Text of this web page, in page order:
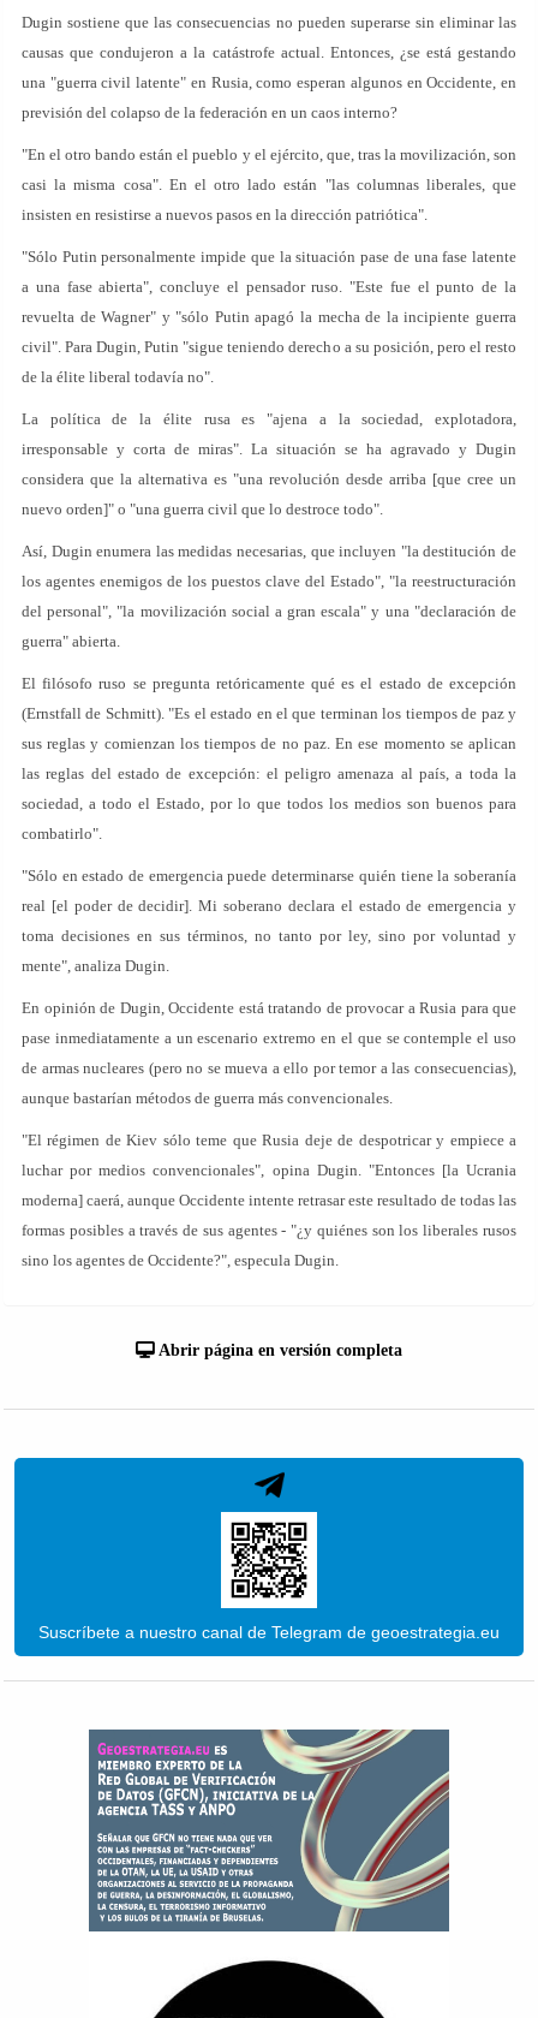
Dugin sostiene que las consecuencias no pueden superarse sin eliminar las
causas que condujeron a la catástrofe actual. Entonces, ¿se está gestando
una "guerra civil latente" en Rusia, como esperan algunos en Occidente, en
previsión del colapso de la federación en un caos interno?
"En el otro bando están el pueblo y el ejército, que, tras la movilización, son
casi la misma cosa". En el otro lado están "las columnas liberales, que
insisten en resistirse a nuevos pasos en la dirección patriótica".
"Sólo Putin personalmente impide que la situación pase de una fase latente
a una fase abierta", concluye el pensador ruso. "Este fue el punto de la
revuelta de Wagner" y "sólo Putin apagó la mecha de la incipiente guerra
civil". Para Dugin, Putin "sigue teniendo derecho a su posición, pero el resto
de la élite liberal todavía no".
La política de la élite rusa es "ajena a la sociedad, explotadora,
irresponsable y corta de miras". La situación se ha agravado y Dugin
considera que la alternativa es "una revolución desde arriba [que cree un
nuevo orden]" o "una guerra civil que lo destroce todo".
Así, Dugin enumera las medidas necesarias, que incluyen "la destitución de
los agentes enemigos de los puestos clave del Estado", "la reestructuración
del personal", "la movilización social a gran escala" y una "declaración de
guerra" abierta.
El filósofo ruso se pregunta retóricamente qué es el estado de excepción
(Ernstfall de Schmitt). "Es el estado en el que terminan los tiempos de paz y
sus reglas y comienzan los tiempos de no paz. En ese momento se aplican
las reglas del estado de excepción: el peligro amenaza al país, a toda la
sociedad, a todo el Estado, por lo que todos los medios son buenos para
combatirlo".
"Sólo en estado de emergencia puede determinarse quién tiene la soberanía
real [el poder de decidir]. Mi soberano declara el estado de emergencia y
toma decisiones en sus términos, no tanto por ley, sino por voluntad y
mente", analiza Dugin.
En opinión de Dugin, Occidente está tratando de provocar a Rusia para que
pase inmediatamente a un escenario extremo en el que se contemple el uso
de armas nucleares (pero no se mueva a ello por temor a las consecuencias),
aunque bastarían métodos de guerra más convencionales.
"El régimen de Kiev sólo teme que Rusia deje de despotricar y empiece a
luchar por medios convencionales", opina Dugin. "Entonces [la Ucrania
moderna] caerá, aunque Occidente intente retrasar este resultado de todas las
formas posibles a través de sus agentes - "¿y quiénes son los liberales rusos
sino los agentes de Occidente?", especula Dugin.
Abrir página en versión completa
Suscríbete a nuestro canal de Telegram de geoestrategia.eu